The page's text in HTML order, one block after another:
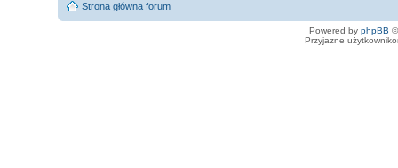
Strona główna forum
Powered by phpBB
Przyjazne